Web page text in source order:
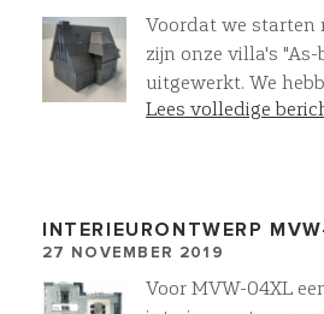
Voordat we starten
zijn onze villa's
uitgewerkt. We
die we in
Lees volledige
INTERIEURONTWERP
27 NOVEMBER 2019
Voor MVW-04XL